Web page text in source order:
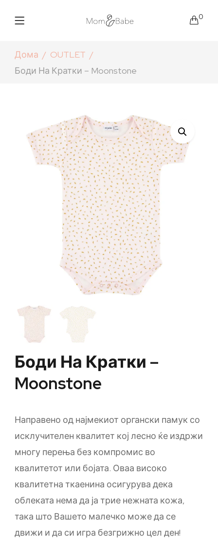
0
Дома
OUTLET
Боди На Кратки – Moonstone
Боди На Кратки –
Moonstone
Направено од најмекиот органски памук со
исклучителен квалитет кој лесно ќе издржи
многу перења без компромис во
квалитетот или бојата. Оваа високо
квалитетна ткаенина осигурува дека
облеката нема да ја трие нежната кожа,
така што Вашето малечко може да се
движи и да си игра безгрижно цел ден!